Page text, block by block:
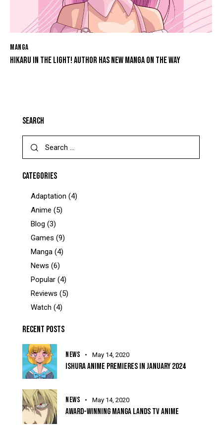
MANGA
HIKARU IN THE LIGHT! AUTHOR HAS NEW MANGA ON THE WAY
SEARCH
CATEGORIES
Adaptation (4)
Anime (5)
Blog (3)
Games (9)
Manga (4)
News (6)
Popular (4)
Reviews (5)
Watch (4)
RECENT POSTS
NEWS May 14, 2020
ISHURA ANIME PREMIERES IN JANUARY 2024
NEWS May 14, 2020
AWARD-WINNING MANGA LANDS TV ANIME